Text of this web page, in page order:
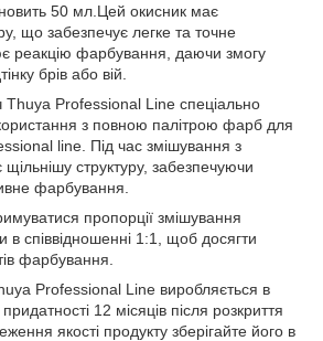
50 мл.Цей окисник має
що забезпечує легке та точне
реакцію фарбування, даючи змогу
брів або вій.
Professional Line спеціально
з повною палітрою фарб для
line. Під час змішування з
структуру, забезпечуючи
фарбування.
пропорції змішування
співвідношенні 1:1, щоб досягти
фарбування.
Professional Line виробляється в
12 місяців після розкриття
якості продукту зберігайте його в